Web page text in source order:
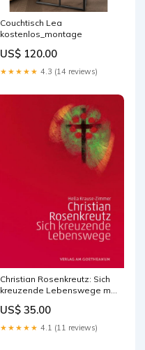
Couchtisch Lea
kostenlos_montage
US$ 120.00
★★★★★ 4.3 (14 reviews)
Christian Rosenkreutz: Sich
kreuzende Lebenswege mit
Inkarnationen-Kreuz 3776
US$ 35.00
★★★★★ 4.1 (11 reviews)